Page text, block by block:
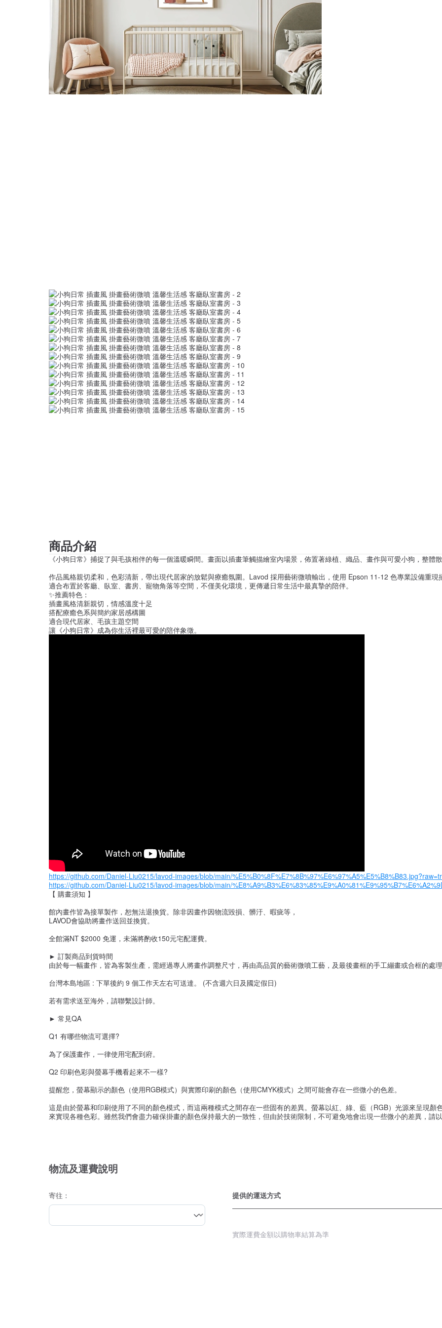
商品介紹
《小狗日常》捕捉了與毛孩相伴的每一個溫暖瞬間。畫面以插畫筆觸描繪室內場景，佈置著綠植、織品、畫作與可愛小狗，整體
作品風格親切柔和，色彩清新，帶出現代居家的放鬆與療癒氛圍。Lavod 採用藝術微噴輸出，使用 Epson 11-12 色專業設備重現
適合布置於客廳、臥室、書房、寵物角落等空間，不僅美化環境，更傳遞日常生活中最真摯的陪伴。
✨推薦特色：
插畫風格清新親切，情感溫度十足
搭配療癒色系與簡約家居感構圖
適合現代居家、毛孩主題空間
讓《小狗日常》成為你生活裡最可愛的陪伴象徵。
https://github.com/Daniel-Liu0215/lavod-images/blob/main/
https://github.com/Daniel-Liu0215/lavod-images/blob/main/
【 購畫須知 】
館內畫作皆為接單製作，恕無法退換貨。除非因畫作因物流毀損、髒汙、暇疵等，
LAVOD會協助將畫作送回並換貨。
全館滿NT $2000 免運，未滿將酌收150元宅配運費。
► 訂製商品到貨時間
由於每一幅畫作，皆為客製生產，需經過專人將畫作調整尺寸，再由高品質的藝術微噴工藝，及最後畫框的手工繃畫或合框的處
台灣本島地區 : 下單後約 9 個工作天左右可送達。 (不含週六日及國定假日)
若有需求送至海外，請聯繫設計師。
► 常見QA
Q1 有哪些物流可選擇?
為了保護畫作，一律使用宅配到府。
Q2 印刷色彩與螢幕手機看起來不一樣?
提醒您，螢幕顯示的顏色（使用RGB模式）與實際印刷的顏色（使用CMYK模式）之間可能會存在一些微小的色差。
這是由於螢幕和印刷使用了不同的顏色模式，而這兩種模式之間存在一些固有的差異。螢幕以紅、綠、藍（RGB）光源來呈現顏
來實現各種色彩。雖然我們會盡力確保掛畫的顏色保持最大的一致性，但由於技術限制，不可避免地會出現一些微小的差異，請
物流及運費說明
寄往： 提供的運送方式
實際運費金額以購物車結算為準